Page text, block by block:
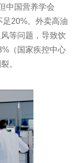
中国营养学会
20%。外卖高油
等问题，导致饮
（国家疾控中心
。